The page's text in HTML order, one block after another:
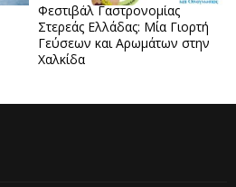
Φεστιβάλ Γαστρονομίας
Στερεάς Ελλάδας: Μία Γιορτή
Γεύσεων και Αρωμάτων στην
Χαλκίδα